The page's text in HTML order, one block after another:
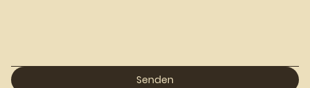
Senden